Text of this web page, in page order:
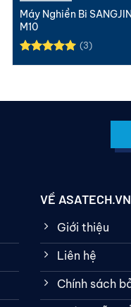
Máy Nghiền Bi
M10
Được xếp
(3)
VỀ ASATECH.VN
Giới thiệu
Liên hệ
Chính sách